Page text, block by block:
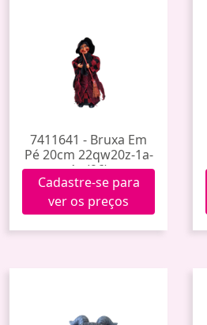
7411641 - Bruxa Em
Pé 20cm 22qw20z-1a-
1c (96)
Cadastre-se para
ver os preços